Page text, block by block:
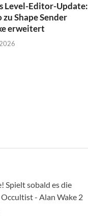
Level-Editor-Update:
zu Shape Sender
erweitert
Spielt sobald es die
- Alan Wake 2